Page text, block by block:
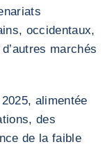
occidentaux,
marchés
alimentée
des
de la faible